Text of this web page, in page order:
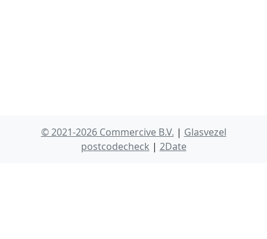
© 2021-2026 Commercive B.V. | Glasvezel
postcodecheck | 2Date